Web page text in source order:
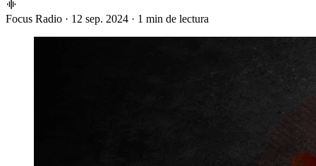
Focus Radio · 12 sep. 2024 · 1 min de lectura